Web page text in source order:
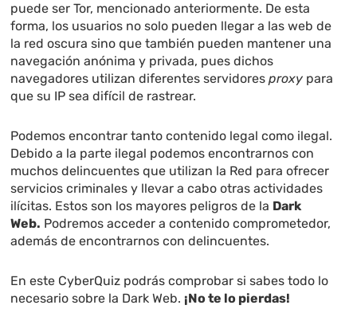
puede ser Tor, mencionado anteriormente. De esta
forma, los usuarios no solo pueden llegar a las web de
la red oscura sino que también pueden mantener una
navegación anónima y privada, pues dichos
navegadores utilizan diferentes servidoresproxy para
que su IP sea difícil de rastrear.
Podemos encontrar tanto contenido legal como ilegal.
Debido a la parte ilegal podemos encontrarnos con
muchos delincuentes que utilizan la Red para ofrecer
servicios criminales y llevar a cabo otras actividades
ilícitas. Estos son los mayores peligros de la Dark
Web. Podremos acceder a contenido comprometedor,
además de encontrarnos con delincuentes.
En este CyberQuiz podrás comprobar si sabes todo lo
necesario sobre la Dark Web. ¡No te lo pierdas!